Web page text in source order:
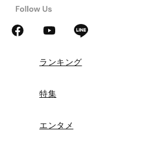
ランキング
特集
エンタメ